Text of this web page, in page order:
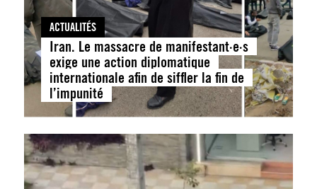
ACTUALITÉS
Iran. Le massacre de manifestant·e·s
exige une action diplomatique
internationale afin de siffler la fin de
l’impunité